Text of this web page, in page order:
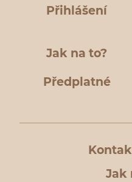
Přihlášení
Jak na to?
Předplatné
Jak